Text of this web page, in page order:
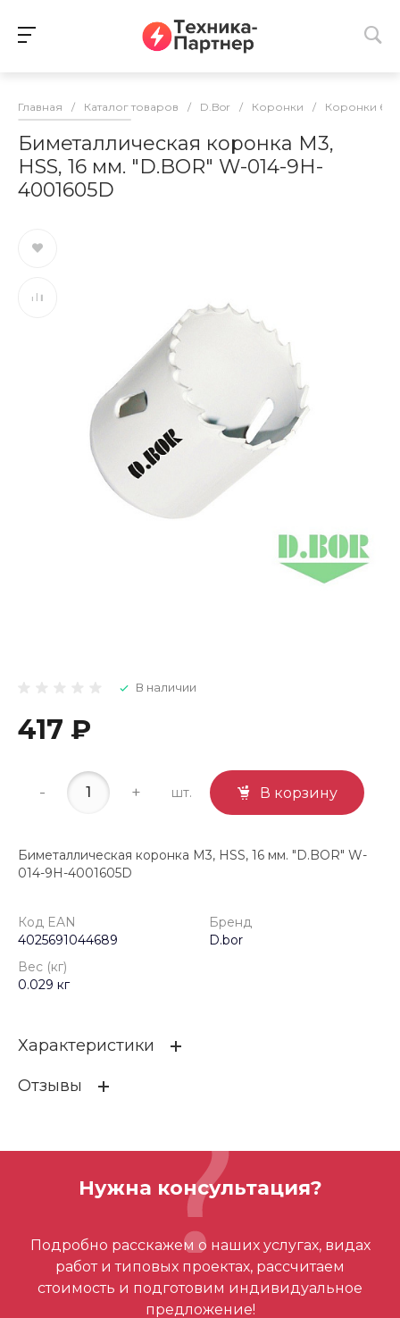
Главная / Каталог товаров / D.Bor / Коронки / Коронки
Биметаллическая коронка М3,
HSS, 16 мм. "D.BOR" W-014-9H-
4001605D
В наличии
417 ₽
- + шт. В корзину
Биметаллическая коронка М3, HSS, 16 мм. "D.BOR" W-
014-9H-4001605D
Код EAN
4025691044689
Бренд
D.bor
Вес (кг)
0.029 кг
Характеристики
Код EAN
0.029 кг
Отзывы
Отзывов ещё нет – ваш может стать
первым
Нужна консультация?
Подробно расскажем о наших услугах, видах
работ и типовых проектах, рассчитаем
стоимость и подготовим индивидуальное
предложение!